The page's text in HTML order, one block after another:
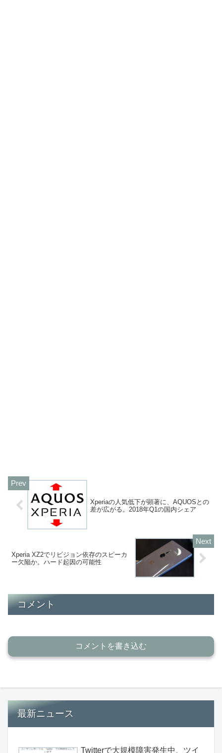
Xperiaの人気低下が顕著に、AQUOSとの
差が広がる。2018年Q1の国内シェア
Xperia XZ2でリビジョン依存のスピーカ
ー欠陥か。ハード起因の可能性
コメント
コメントを書き込む
最新ニュース
Twitterで大規模障害発生中、ツイ